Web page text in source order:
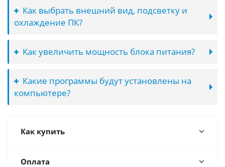
Как выбрать внешний вид, подсветку и
охлаждение ПК?
Как увеличить мощность блока питания?
Какие программы будут установлены на
компьютере?
Как купить
Оплата